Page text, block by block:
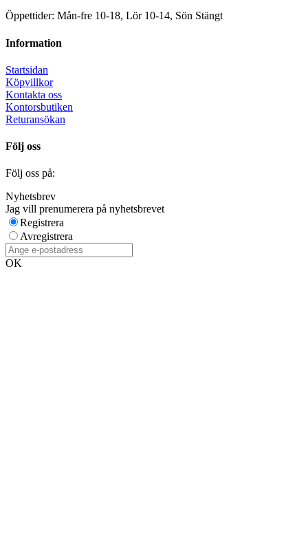
Öppettider: Mån-fre 10-18, Lör 10-14, Sön Stängt
Information
Startsidan
Köpvillkor
Kontakta oss
Kontorsbutiken
Returansökan
Följ oss
Följ oss på:
Nyhetsbrev
Jag vill prenumerera på nyhetsbrevet
Registrera
Avregistrera
OK